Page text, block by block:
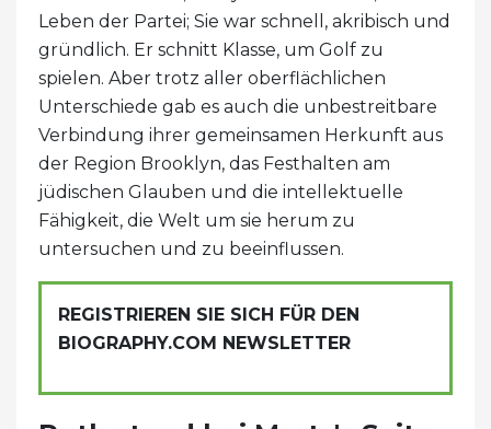
Leben der Partei; Sie war schnell, akribisch und
gründlich. Er schnitt Klasse, um Golf zu
spielen. Aber trotz aller oberflächlichen
Unterschiede gab es auch die unbestreitbare
Verbindung ihrer gemeinsamen Herkunft aus
der Region Brooklyn, das Festhalten am
jüdischen Glauben und die intellektuelle
Fähigkeit, die Welt um sie herum zu
untersuchen und zu beeinflussen.
REGISTRIEREN SIE SICH FÜR DEN
BIOGRAPHY.COM NEWSLETTER